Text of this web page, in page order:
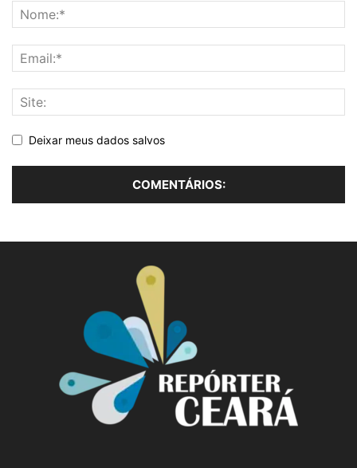
Deixar meus dados salvos